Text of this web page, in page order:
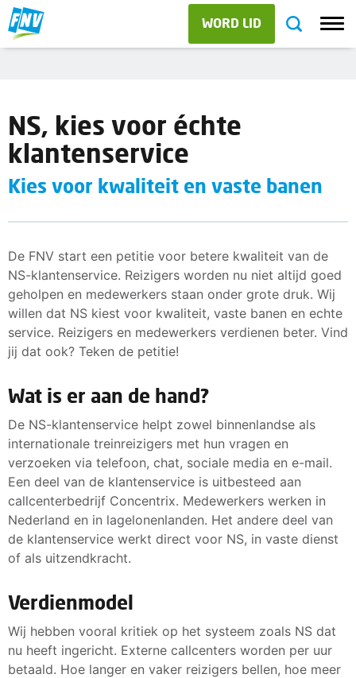
WORD LID
NS, kies voor échte
klantenservice
Kies voor kwaliteit en vaste banen
De FNV start een petitie voor betere kwaliteit van de
NS-klantenservice. Reizigers worden nu niet altijd goed
geholpen en medewerkers staan onder grote druk. Wij
willen dat NS kiest voor kwaliteit, vaste banen en echte
service. Reizigers en medewerkers verdienen beter. Vind
jij dat ook? Teken de petitie!
Wat is er aan de hand?
De NS-klantenservice helpt zowel binnenlandse als
internationale treinreizigers met hun vragen en
verzoeken via telefoon, chat, sociale media en e-mail.
Een deel van de klantenservice is uitbesteed aan
callcenterbedrijf Concentrix. Medewerkers werken in
Nederland en in lagelonenlanden. Het andere deel van
de klantenservice werkt direct voor NS, in vaste dienst
of als uitzendkracht.
Verdienmodel
Wij hebben vooral kritiek op het systeem zoals NS dat
nu heeft ingericht. Externe callcenters worden per uur
betaald. Hoe langer en vaker reizigers bellen, hoe meer